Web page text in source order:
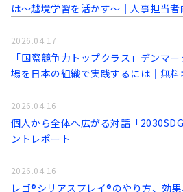
は〜越境学習を活かす〜｜人事担当
「国際競争力トップクラス」デンマ
場を日本の組織で実践するには｜無
2026.04.17
個人から全体へ広がる対話「
ントレポート
2026.04.16
レゴ®シリアスプレイ®のやり方、効
2026.04.16